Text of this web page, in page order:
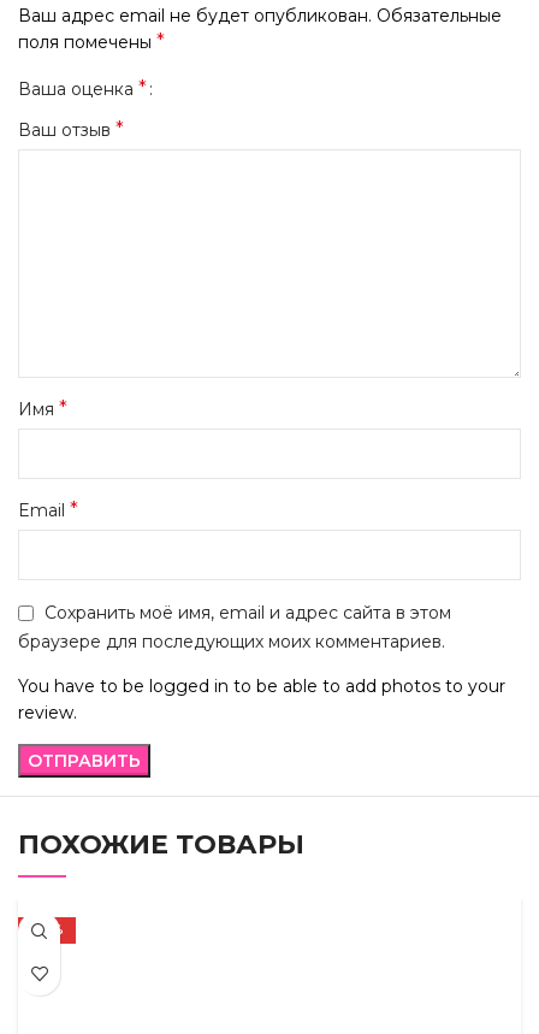
Ваш адрес email не будет опубликован. Обязательные
поля помечены *
Ваша оценка *
Ваш отзыв *
Имя *
Email *
Сохранить моё имя, email и адрес сайта в этом
браузере для последующих моих комментариев.
You have to be logged in to be able to add photos to your
review.
ПОХОЖИЕ ТОВАРЫ
-72%